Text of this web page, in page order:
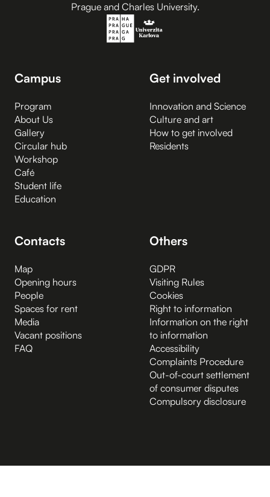
Prague and Charles University.
Campus
Program
About Us
Gallery
Circular hub
Workshop
Café
Student life
Education
Get involved
Innovation and Science
Culture and art
How to get involved
Residents
Contacts
Map
Opening hours
People
Spaces for rent
Media
Vacant positions
FAQ
Others
GDPR
Visiting Rules
Cookies
Right to information
Information on the right
to information
Accessibility
Complaints Procedure
Out-of-court settlement
of consumer disputes
Compulsory disclosure